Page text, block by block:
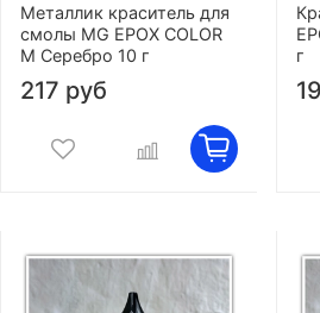
Металлик краситель для
смолы MG EPOX COLOR
M Серебро 10 г
217 руб
г